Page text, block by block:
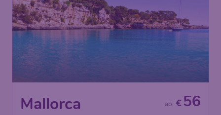
Mallorca € 56
ab